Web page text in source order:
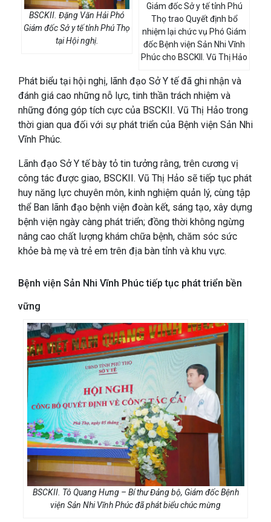
BSCKII. Đặng Văn Hải Phó
Giám đốc Sở y tế tỉnh Phú Thọ
tại Hội nghị.
Giám đốc Sở y tế tỉnh Phú
Thọ trao Quyết định bổ
nhiệm lại chức vụ Phó Giám
đốc Bệnh viện Sản Nhi Vĩnh
Phúc cho BSCKII. Vũ Thị Hảo
Phát biểu tại hội nghị, lãnh đạo Sở Y tế đã ghi nhận và
đánh giá cao những nỗ lực, tinh thần trách nhiệm và
những đóng góp tích cực của BSCKII. Vũ Thị Hảo trong
thời gian qua đối với sự phát triển của Bệnh viện Sản Nhi
Vĩnh Phúc.
Lãnh đạo Sở Y tế bày tỏ tin tưởng rằng, trên cương vị
công tác được giao, BSCKII. Vũ Thị Hảo sẽ tiếp tục phát
huy năng lực chuyên môn, kinh nghiệm quản lý, cùng tập
thể Ban lãnh đạo bệnh viện đoàn kết, sáng tạo, xây dựng
bệnh viện ngày càng phát triển; đồng thời không ngừng
nâng cao chất lượng khám chữa bệnh, chăm sóc sức
khỏe bà mẹ và trẻ em trên địa bàn tỉnh và khu vực.
Bệnh viện Sản Nhi Vĩnh Phúc tiếp tục phát triển bền
vững
BSCKII. Tô Quang Hưng – Bí thư Đảng bộ, Giám đốc Bệnh
viện Sản Nhi Vĩnh Phúc đã phát biểu chúc mừng